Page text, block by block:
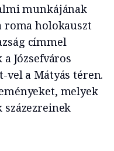
munkájának
roma holokauszt
címmel
Józsefváros
vel a Mátyás téren.
melyek